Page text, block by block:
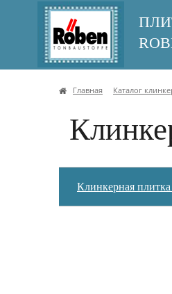
Главная Каталог
Клинкерная